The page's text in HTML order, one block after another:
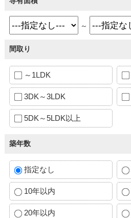
～
間取り
～1LDK
3DK～3LDK
5DK～5LDK以上
築年数
指定なし
10年以内
20年以内